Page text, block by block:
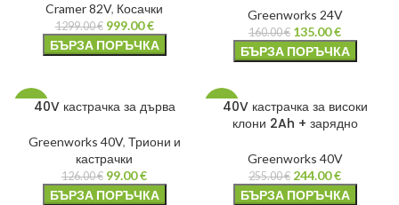
Cramer 82V, Косачки
1299.00€ 999.00€
БЪРЗА ПОРЪЧКА
Greenworks 24V
160.00€ 135.00€
БЪРЗА ПОРЪЧКА
-21%40V кастрачка за дърва
Greenworks 40V, Триони и
кастрачки
126.00€ 99.00€
БЪРЗА ПОРЪЧКА
-4%40V кастрачка за високи
клони 2Ah + зарядно
Greenworks 40V
255.00€ 244.00€
БЪРЗА ПОРЪЧКА